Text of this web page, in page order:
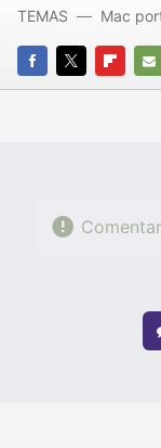
FACEBOOK
TWITTER
E-
TEMAS Mac